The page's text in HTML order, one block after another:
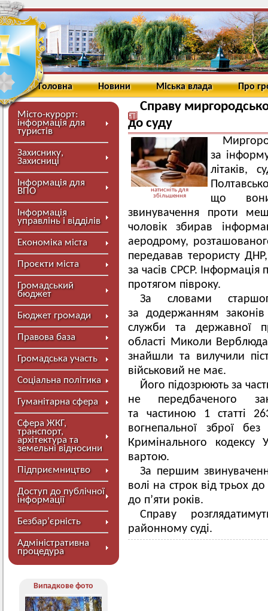
Головна Новини Міська влада Про
Місто-курорт:
інформація для
туристів
Захиснику,
Захисниці
Інформація для
ВПО
Інформація
управлінь і відділів
Економіка міста
Проєкти міста
Громадський
бюджет
Бюджет громади
Правова база
Громадська участь
Соціальна політика
Гуманітарна сфера
Сфера ЖКГ,
транспорт,
архітектура та
земельні відносини
Підприємництво
Доступ до публічної
інформації
Безбар’єрність
Адміністративна
процедура
Випадкове фото
Справу
до суду
натисніть для
збільшення
за
літаків,
що
звинувачення проти
чоловік збирав
аеродрому,
передавав терористу
за часів СРСР.
протягом півроку.
За словами
за додержанням
служби та державної
області Миколи
знайшли та вилучили
військовий не має.
Його підозрюють за
не передбаченого
та частиною 1 статті
вогнепальної зброї
Кримінального кодексу
вартою.
За першим
волі на строк від трьох
до п’яти років.
Справу
районному суді.